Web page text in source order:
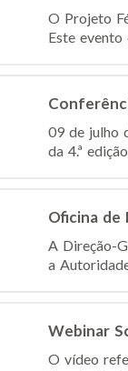
O Projeto
Este evento
09 de julho
da 4.ª
Oficina de
A Direção-
a
Webinar
O vídeo